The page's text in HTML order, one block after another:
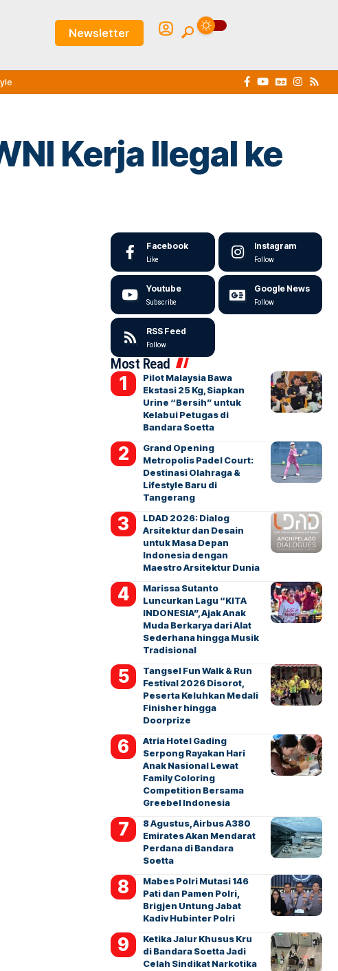
Newsletter
Kerja Ilegal ke
Facebook
Like
Instagram
Follow
Youtube
Subscribe
Google News
Follow
RSS Feed
Follow
Most Read
Pilot Malaysia Bawa
Ekstasi 25 Kg, Siapkan
Urine “Bersih” untuk
Kelabui Petugas di
Bandara Soetta
Grand Opening
Metropolis Padel Court:
Destinasi Olahraga &
Lifestyle Baru di
Tangerang
LDAD 2026: Dialog
Arsitektur dan Desain
untuk Masa Depan
Indonesia dengan
Maestro Arsitektur Dunia
Marissa Sutanto
Luncurkan Lagu “KITA
INDONESIA”, Ajak Anak
Muda Berkarya dari Alat
Sederhana hingga Musik
Tradisional
Tangsel Fun Walk & Run
Festival 2026 Disorot,
Peserta Keluhkan Medali
Finisher hingga
Doorprize
Atria Hotel Gading
Serpong Rayakan Hari
Anak Nasional Lewat
Family Coloring
Competition Bersama
Greebel Indonesia
8 Agustus, Airbus A380
Emirates Akan Mendarat
Perdana di Bandara
Soetta
Mabes Polri Mutasi 146
Pati dan Pamen Polri,
Brigjen Untung Jabat
Kadiv Hubinter Polri
Ketika Jalur Khusus Kru
di Bandara Soetta Jadi
Celah Sindikat Narkotika